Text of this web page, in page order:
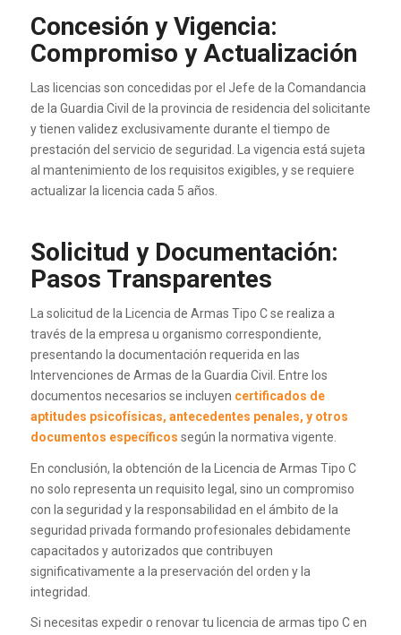
Concesión y Vigencia:
Compromiso y Actualización
Las licencias son concedidas por el Jefe de la Comandancia
de la Guardia Civil de la provincia de residencia del solicitante
y tienen validez exclusivamente durante el tiempo de
prestación del servicio de seguridad. La vigencia está sujeta
al mantenimiento de los requisitos exigibles, y se requiere
actualizar la licencia cada 5 años.
Solicitud y Documentación:
Pasos Transparentes
La solicitud de la Licencia de Armas Tipo C se realiza a
través de la empresa u organismo correspondiente,
presentando la documentación requerida en las
Intervenciones de Armas de la Guardia Civil. Entre los
documentos necesarios se incluyen certificados de
aptitudes psicofísicas, antecedentes penales, y otros
documentos específicos según la normativa vigente.
En conclusión, la obtención de la Licencia de Armas Tipo C
no solo representa un requisito legal, sino un compromiso
con la seguridad y la responsabilidad en el ámbito de la
seguridad privada formando profesionales debidamente
capacitados y autorizados que contribuyen
significativamente a la preservación del orden y la
integridad.
Si necesitas expedir o renovar tu licencia de armas tipo C en